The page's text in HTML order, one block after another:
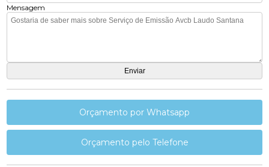
Mensagem
Orçamento por Whatsapp
Orçamento pelo Telefone